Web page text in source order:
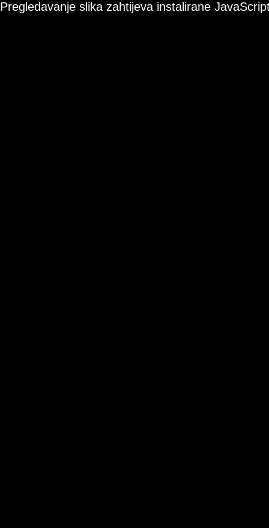
Pregledavanje slika zahtijeva instalirane